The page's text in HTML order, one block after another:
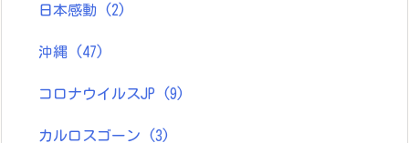
日本感動 (2)
沖縄 (47)
コロナウイルスJP (9)
カルロスゴーン (3)